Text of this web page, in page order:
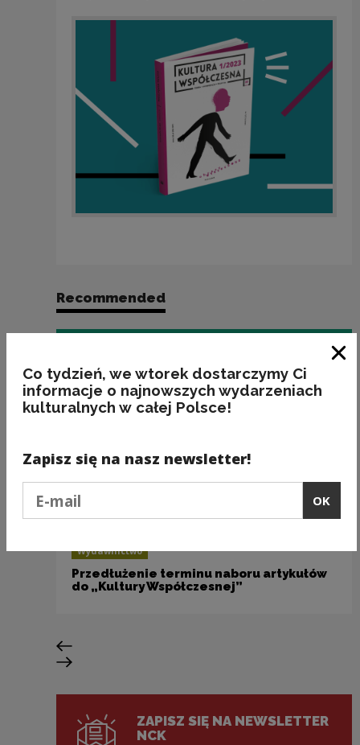
Recommended
Wydawnictwo
Przedłużenie terminu naboru artykułów
do „Kultury Współczesnej”
Previous slide
Next slide
ZAPISZ SIĘ NA NEWSLETTER
NCK
Co tydzień, we wtorek dostarczymy Ci
informacje o najnowszych wydarzeniach
kulturalnych w całej Polsce!
Zapisz się na nasz newsletter!
OK